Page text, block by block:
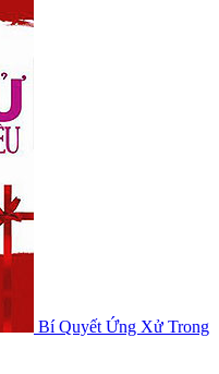
Bí Quyết Ứng Xử Trong